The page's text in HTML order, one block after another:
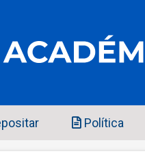
Política